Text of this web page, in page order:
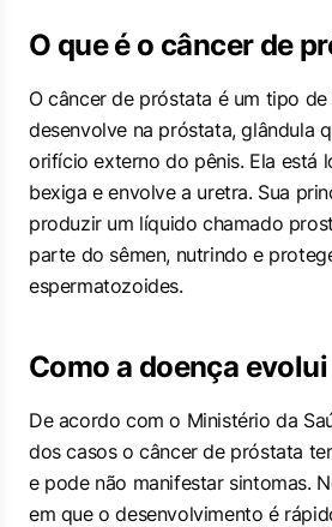
O que é o câncer de
O câncer de próstata é um tipo
desenvolve na próstata, glândula
orifício externo do pênis. Ela está
bexiga e envolve a uretra. Sua
produzir um líquido chamado
parte do sêmen, nutrindo e
espermatozoides.
Como a doença evolui
De acordo com o Ministério da
dos casos o câncer de próstata
e pode não manifestar sintomas.
em que o desenvolvimento é